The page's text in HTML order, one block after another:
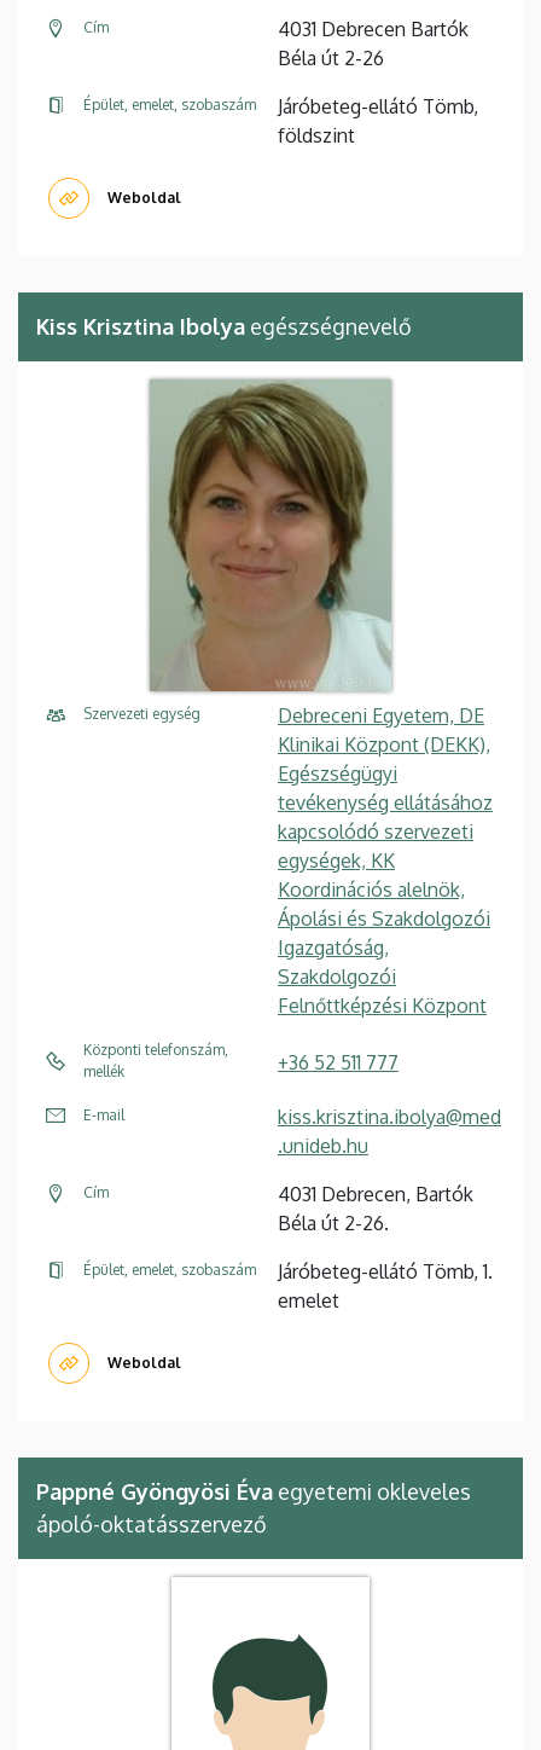
Cím
4031 Debrecen Bartók
Béla út 2-26
Épület, emelet, szobaszám
Járóbeteg-ellátó Tömb,
földszint
Weboldal
Kiss Krisztina Ibolya egészségnevelő
Szervezeti egység
Debreceni Egyetem, DE
Klinikai Központ (DEKK),
Egészségügyi
tevékenység ellátásához
kapcsolódó szervezeti
egységek, KK
Koordinációs alelnök,
Ápolási és Szakdolgozói
Igazgatóság,
Szakdolgozói
Felnőttképzési Központ
Központi telefonszám,
mellék
+36 52 511 777
E-mail
kiss.krisztina.ibolya@med
.unideb.hu
Cím
4031 Debrecen, Bartók
Béla út 2-26.
Épület, emelet, szobaszám
Járóbeteg-ellátó Tömb, 1.
emelet
Weboldal
Pappné Gyöngyösi Éva egyetemi okleveles
ápoló-oktatásszervező